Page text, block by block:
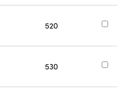
520
530